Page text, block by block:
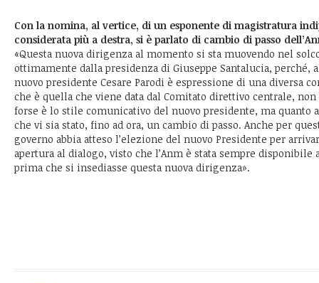
Con la nomina, al vertice, di un esponente di magistratura
considerata più a destra, si è parlato di cambio di passo
«Questa nuova dirigenza al momento si sta muovendo nel
ottimamente dalla presidenza di Giuseppe Santalucia, perché,
nuovo presidente Cesare Parodi è espressione di una diversa
che è quella che viene data dal Comitato direttivo centrale, non
forse è lo stile comunicativo del nuovo presidente, ma quanto
che vi sia stato, fino ad ora, un cambio di passo. Anche per
governo abbia atteso l’elezione del nuovo Presidente per
apertura al dialogo, visto che l’Anm è stata sempre disponibile
prima che si insediasse questa nuova dirigenza».